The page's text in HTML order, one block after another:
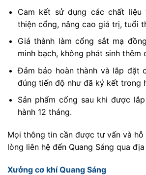
Cam kết sử dụng các chất
thiện cổng, nâng cao giá trị, tuổi
Giá thành làm cổng sắt mạ
minh bạch, không phát sinh thêm
Đảm bảo hoàn thành và lắp đặt
đúng tiến độ như đã ký kết trong
Sản phẩm cổng sau khi được
hành 12 tháng.
Mọi thông tin cần được tư vấn và
lòng liên hệ đến Quang Sáng qua
Xưởng cơ khí Quang Sáng